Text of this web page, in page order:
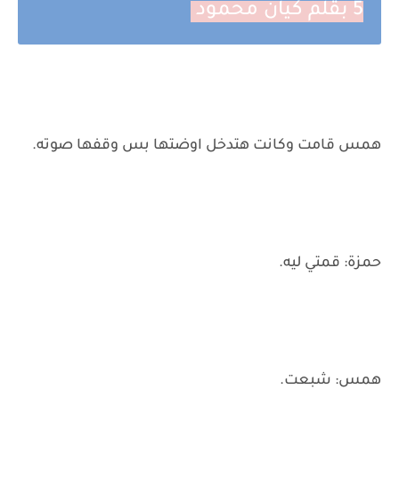
5 بقلم كيان محمود
همس قامت وكانت هتدخل اوضتها بس وقفها صوته.
حمزة: قمتي ليه.
همس: شبعت.